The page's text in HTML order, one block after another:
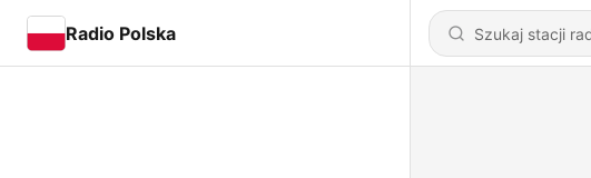
Radio Polska